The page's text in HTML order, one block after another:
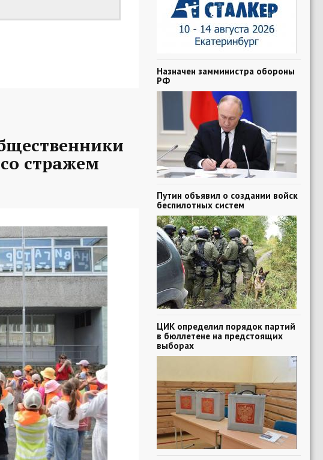
стражем
Назначен замминистра обороны
РФ
Путин объявил о создании войск
беспилотных систем
ЦИК определил порядок партий
в бюллетене на предстоящих
выборах